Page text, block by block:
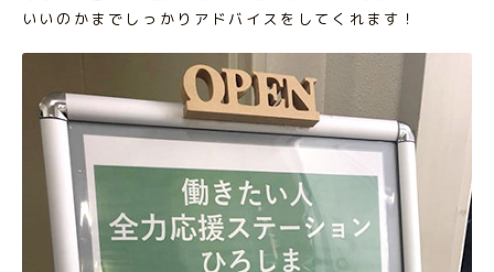
いいのかまでしっかりアドバイスをしてくれます！